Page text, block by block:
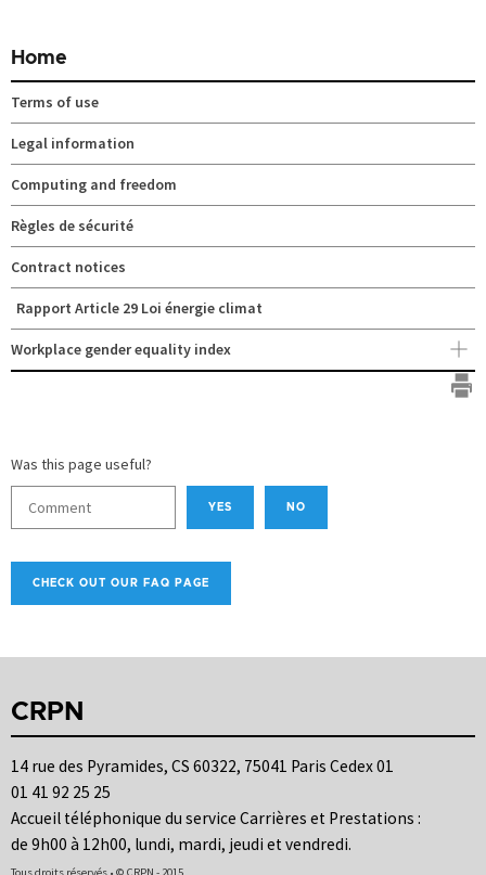
Home
Terms of use
Legal information
Computing and freedom
Règles de sécurité
Contract notices
Rapport Article 29 Loi énergie climat
Workplace gender equality index
Was this page useful?
YES NO
CHECK OUT OUR FAQ PAGE
CRPN
14 rue des Pyramides, CS 60322, 75041 Paris Cedex 01
01 41 92 25 25
Accueil téléphonique du service Carrières et Prestations :
de 9h00 à 12h00, lundi, mardi, jeudi et vendredi.
Tous droits réservés • © CRPN - 2015